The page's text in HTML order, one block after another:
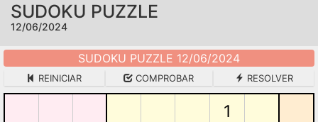
SUDOKU PUZZLE
12/06/2024
SUDOKU PUZZLE 12/06/2024
REINICIAR COMPROBAR RESOLVER
1